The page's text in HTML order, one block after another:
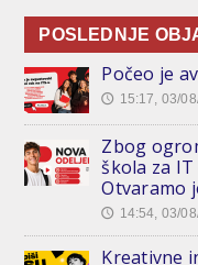
POSLEDNJE
Počeo je
🕔 15:17, 03/
Zbog
škola za
Otvaramo
🕔 14:54, 03/
Kreativne